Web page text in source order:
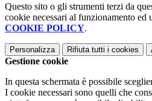
Questo sito o gli strumenti terzi da
cookie necessari al funzionamento
COOKIE POLICY.
Personalizza Rifiuta tutti i cookies
Gestione cookie
In questa schermata è possibile
I cookie necessari sono quelli che